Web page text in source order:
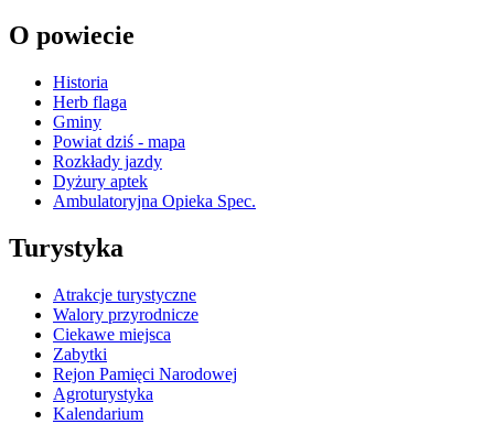
O powiecie
Historia
Herb flaga
Gminy
Powiat dziś - mapa
Rozkłady jazdy
Dyżury aptek
Ambulatoryjna Opieka Spec.
Turystyka
Atrakcje turystyczne
Walory przyrodnicze
Ciekawe miejsca
Zabytki
Rejon Pamięci Narodowej
Agroturystyka
Kalendarium